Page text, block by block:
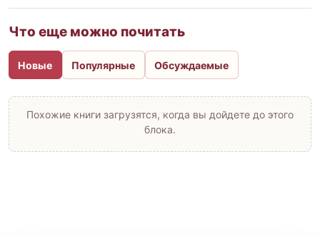
Что еще можно почитать
Новые Популярные Обсуждаемые
Похожие книги загрузятся, когда вы дойдете до этого
блока.